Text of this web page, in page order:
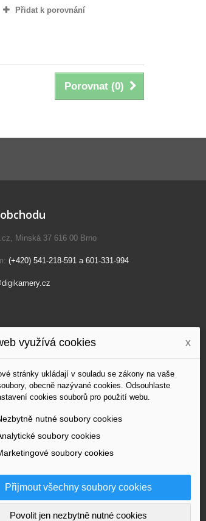
Přidat k porovnání
Porovnat (0)
Minská 37 616 00 Brno
(+420) 541-218-591 a 601-331-994
využívá cookies x
stránky ukládají v souladu se zákony na vaše
obecně nazývané cookies. Odsouhlaste
cookies souborů pro použití webu.
nutné soubory cookies
soubory cookies
soubory cookies
Přijmout všechny soubory cookies
Povolit jen nezbytně nutné cookies